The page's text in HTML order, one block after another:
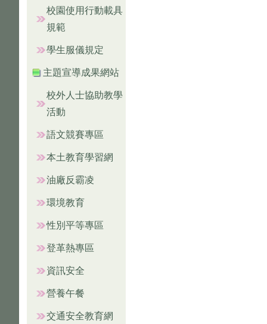
校園使用行動載具
規範
學生服儀規定
主題宣導成果網站
校外人士協助教學
活動
語文競賽專區
本土教育學習網
油廠反霸凌
環境教育
性別平等專區
登革熱專區
資訊安全
營養午餐
交通安全教育網